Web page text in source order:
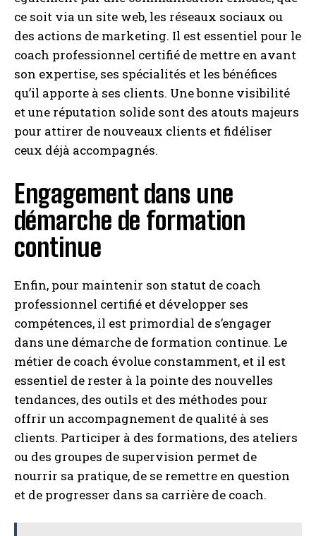
ce soit via un site web, les réseaux sociaux ou
des actions de marketing. Il est essentiel pour le
coach professionnel certifié de mettre en avant
son expertise, ses spécialités et les bénéfices
qu’il apporte à ses clients. Une bonne visibilité
et une réputation solide sont des atouts majeurs
pour attirer de nouveaux clients et fidéliser
ceux déjà accompagnés.
Engagement dans une
démarche de formation
continue
Enfin, pour maintenir son statut de coach
professionnel certifié et développer ses
compétences, il est primordial de s’engager
dans une démarche de formation continue. Le
métier de coach évolue constamment, et il est
essentiel de rester à la pointe des nouvelles
tendances, des outils et des méthodes pour
offrir un accompagnement de qualité à ses
clients. Participer à des formations, des ateliers
ou des groupes de supervision permet de
nourrir sa pratique, de se remettre en question
et de progresser dans sa carrière de coach.